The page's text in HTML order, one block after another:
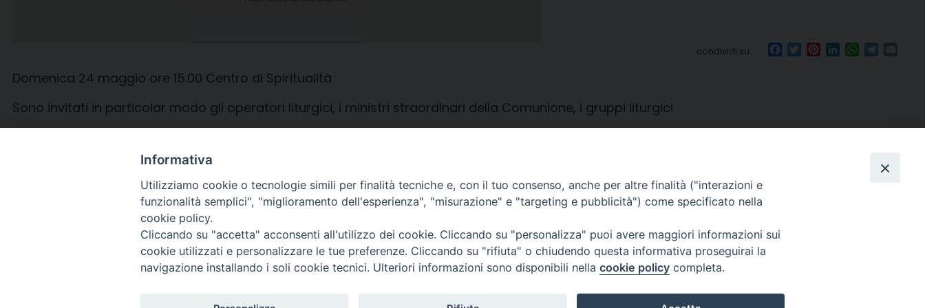
condividi su: Facebook
TwitterPinterest
LinkedInWhatsApp
Domenica 24 maggio ore 15.00 Centro di Spiritualità
Sono invitati in particolar modo gli operatori liturgici, i ministri straordinari della Comunione, i gruppi liturgici
Diocesi di
CREMA
Riproduzione solo con permesso.
Tutti i diritti sono riservati.
Informativa
Utilizziamo cookie o tecnologie simili per finalità tecniche e, con il tuo consenso, anche per altre finalità ("interazioni e
funzionalità semplici", "miglioramento dell'esperienza", "misurazione" e "targeting e pubblicità") come specificato nella
cookie policy.
Cliccando su "accetta" acconsenti all'utilizzo dei cookie. Cliccando su "personalizza" puoi avere maggiori informazioni sui
cookie utilizzati e personalizzare le tue preferenze. Cliccando su "rifiuta" o chiudendo questa informativa proseguirai la
navigazione installando i soli cookie tecnici. Ulteriori informazioni sono disponibili nella cookie policy completa.